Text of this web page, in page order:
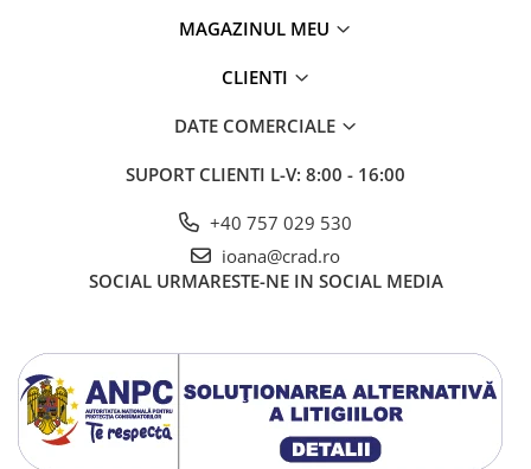
MAGAZINUL MEU
CLIENTI
DATE COMERCIALE
SUPORT CLIENTI L-V: 8:00 - 16:00
+40 757 029 530
ioana@crad.ro
SOCIAL URMARESTE-NE IN SOCIAL MEDIA